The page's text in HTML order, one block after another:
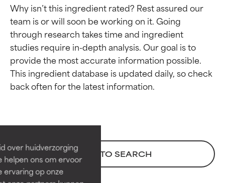
over huidverzorging
helpen ons om ervoor
ervaring op onze
Why isn’t this ingredient rated? Rest assured our
team is or will soon be working on it. Going
through research takes time and ingredient
studies require in-depth analysis. Our goal is to
provide the most accurate information possible.
This ingredient database is updated daily, so check
BACK TO SEARCH
Beoordelingen van
Bewezen en ondersteund door
onafhankelijk onderzoek.
Uitstekend actief ingrediënt
voor de meeste huidtypen of
Beoordelingen van
Bewezen en ondersteund door
onafhankelijk onderzoek.
Uitstekend actief ingrediënt
voor de meeste huidtypen of